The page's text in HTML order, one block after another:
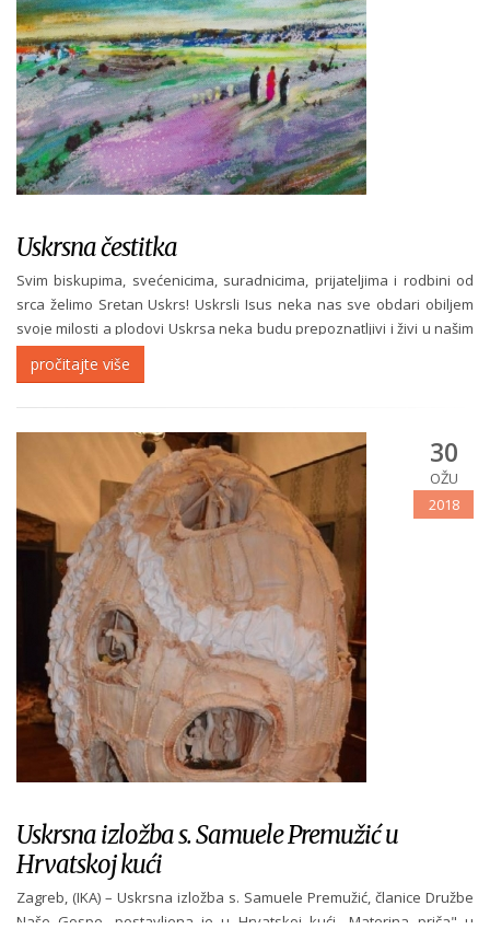
Uskrsna čestitka
Svim biskupima, svećenicima, suradnicima, prijateljima i rodbini od
srca želimo Sretan Uskrs! Uskrsli Isus neka nas sve obdari obiljem
svoje milosti a plodovi Uskrsa neka budu prepoznatljivi i živi u našim
zajednicama, Crkvi i svijetu! To vam žele vam članice...
pročitajte više
30
OŽU
2018
Uskrsna izložba s. Samuele Premužić u
Hrvatskoj kući
Zagreb, (IKA) – Uskrsna izložba s. Samuele Premužić, članice Družbe
Naše Gospe, postavljena je u Hrvatskoj kući „Materina priča" u